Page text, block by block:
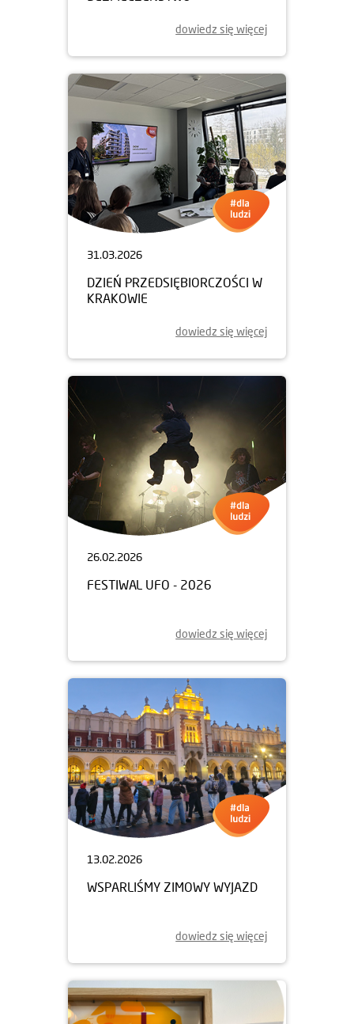
dowiedz się więcej
31.03.2026
DZIEŃ PRZEDSIĘBIORCZOŚCI W
KRAKOWIE
dowiedz się więcej
26.02.2026
FESTIWAL UFO - 2026
dowiedz się więcej
13.02.2026
WSPARLIŚMY ZIMOWY WYJAZD
dowiedz się więcej